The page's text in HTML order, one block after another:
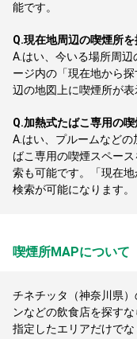
能です。
Q.現在地周辺の喫煙所
A. はい、今いる場所周
ージ内の「現在地から
辺の地図上に喫煙所が表
Q.加熱式たばこ専用の
A. はい、プルームなど
ばこ専用の喫煙スペー
索も可能です。「現在
検索が可能になります。
喫煙所MAPについて
チネチッタ（神奈川県
ンなどの飲食店を探すな
指定したエリアだけで